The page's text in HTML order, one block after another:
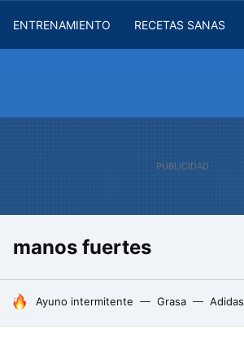
ENTRENAMIENTO RECETAS SANAS
manos fuertes
HOY SE HABLA DE
Ayuno intermitente Grasa Adidas